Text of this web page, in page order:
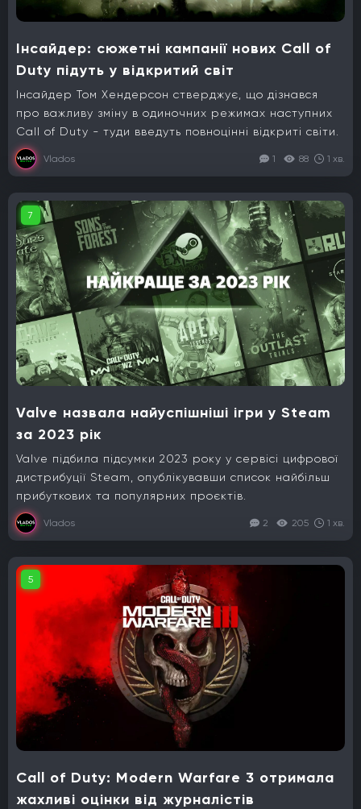
Інсайдер: сюжетні кампанії нових Call of
Duty підуть у відкритий світ
Інсайдер Том Хендерсон стверджує, що дізнався
про важливу зміну в одиночних режимах наступних
Call of Duty - туди введуть повноцінні відкриті світи.
Vlados 1 88 1 хв.
7
Valve назвала найуспішніші ігри у Steam
за 2023 рік
Valve підбила підсумки 2023 року у сервісі цифрової
дистрибуції Steam, опублікувавши список найбільш
прибуткових та популярних проєктів.
Vlados 2 205 1 хв.
5
Call of Duty: Modern Warfare 3 отримала
жахливі оцінки від журналістів